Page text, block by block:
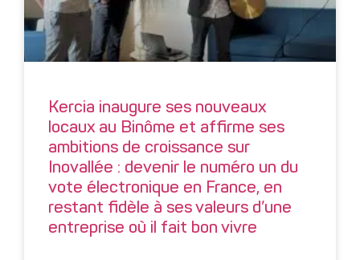
Kercia inaugure ses nouveaux
locaux au Binôme et affirme ses
ambitions de croissance sur
Inovallée : devenir le numéro un du
vote électronique en France, en
restant fidèle à ses valeurs d’une
entreprise où il fait bon vivre